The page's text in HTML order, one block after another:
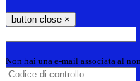
button close ×
Non hai una e-mail associata al